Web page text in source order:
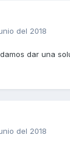
del 2018
dar una
del 2018